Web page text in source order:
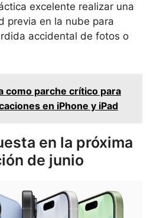
excelente realizar una
previa en la nube para
accidental de fotos o
como parche crítico para
en iPhone y iPad
en la próxima
de junio